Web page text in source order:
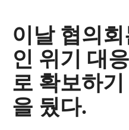
이날 협의회
인 위기 대
로 확보하
을 뒀다.